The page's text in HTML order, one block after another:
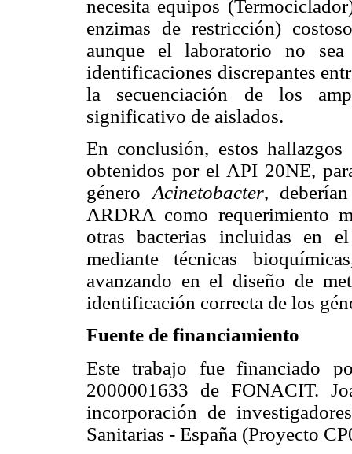
necesita equipos
enzimas de restricción)
aunque el laboratorio no
identificaciones discrepantes
la secuenciación de los
significativo de aislados.
En conclusión, estos
obtenidos por el API 20NE,
género Acinetobacter,
ARDRA como requerimiento
otras bacterias incluidas en
mediante técnicas
avanzando en el diseño de
identificación correcta de los
Fuente de financiamiento
Este trabajo fue financiado
2000001633 de FONACIT.
incorporación de
Sanitarias - España (Proyecto